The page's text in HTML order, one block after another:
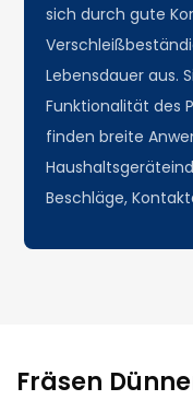
sich durch gute
Lebensdauer aus.
Funktionalität des
finden breite
Beschläge,
Fräsen